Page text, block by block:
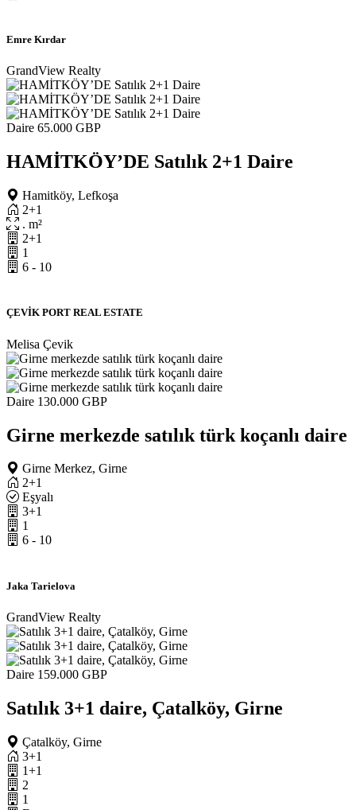
Emre Kırdar
GrandView Realty
Daire 65.000 GBP
HAMİTKÖY’DE Satılık 2+1 Daire
Hamitköy, Lefkoşa
2+1
. m²
2+1
1
6 - 10
ÇEVİK PORT REAL ESTATE
Melisa Çevik
Daire 130.000 GBP
Girne merkezde satılık türk koçanlı daire
Girne Merkez, Girne
2+1
Eşyalı
3+1
1
6 - 10
Jaka Tarielova
GrandView Realty
Daire 159.000 GBP
Satılık 3+1 daire, Çatalköy, Girne
Çatalköy, Girne
3+1
1+1
2
1